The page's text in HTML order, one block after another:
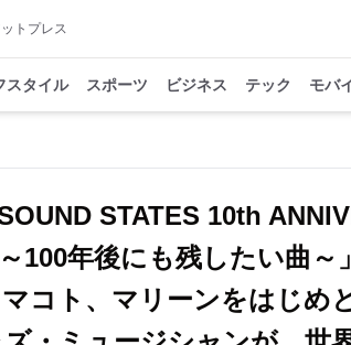
トプレス
スタイル スポーツ ビジネス テック モバ
STATES 10th
100年後にも残したい曲～
コト、マリーンをはじめ